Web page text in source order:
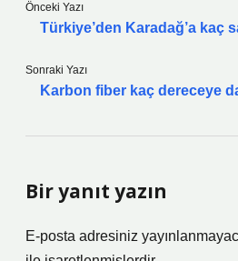
Önceki Yazı
Türkiye’den Karadağ’a kaç
Sonraki Yazı
Karbon fiber kaç dereceye
Bir yanıt yazın
E-posta adresiniz